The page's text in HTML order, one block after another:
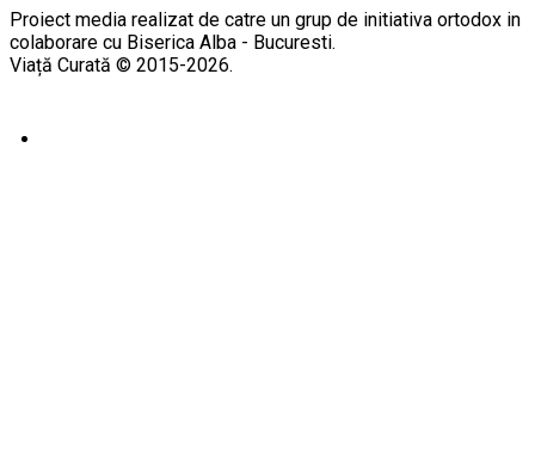
Proiect media realizat de catre un grup de initiativa ortodox in
colaborare cu Biserica Alba - Bucuresti.
Viață Curată © 2015-2026.